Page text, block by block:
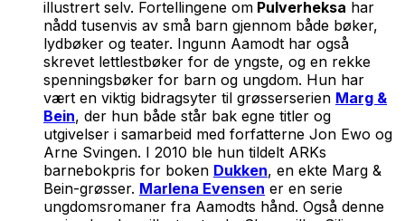
illustrert selv. Fortellingene om Pulverheksa har
nådd tusenvis av små barn gjennom både bøker,
lydbøker og teater. Ingunn Aamodt har også
skrevet lettlestbøker for de yngste, og en rekke
spenningsbøker for barn og ungdom. Hun har
vært en viktig bidragsyter til grøsserserien Marg &
Bein, der hun både står bak egne titler og
utgivelser i samarbeid med forfatterne Jon Ewo og
Arne Svingen. I 2010 ble hun tildelt ARKs
barnebokpris for boken Dukken, en ekte Marg &
Bein-grøsser. Marlena Evensen er en serie
ungdomsromaner fra Aamodts hånd. Også denne